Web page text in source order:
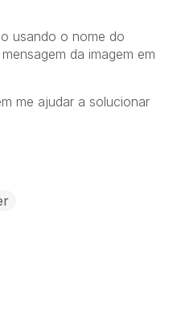
usando o nome do
da imagem em
me ajudar a solucionar